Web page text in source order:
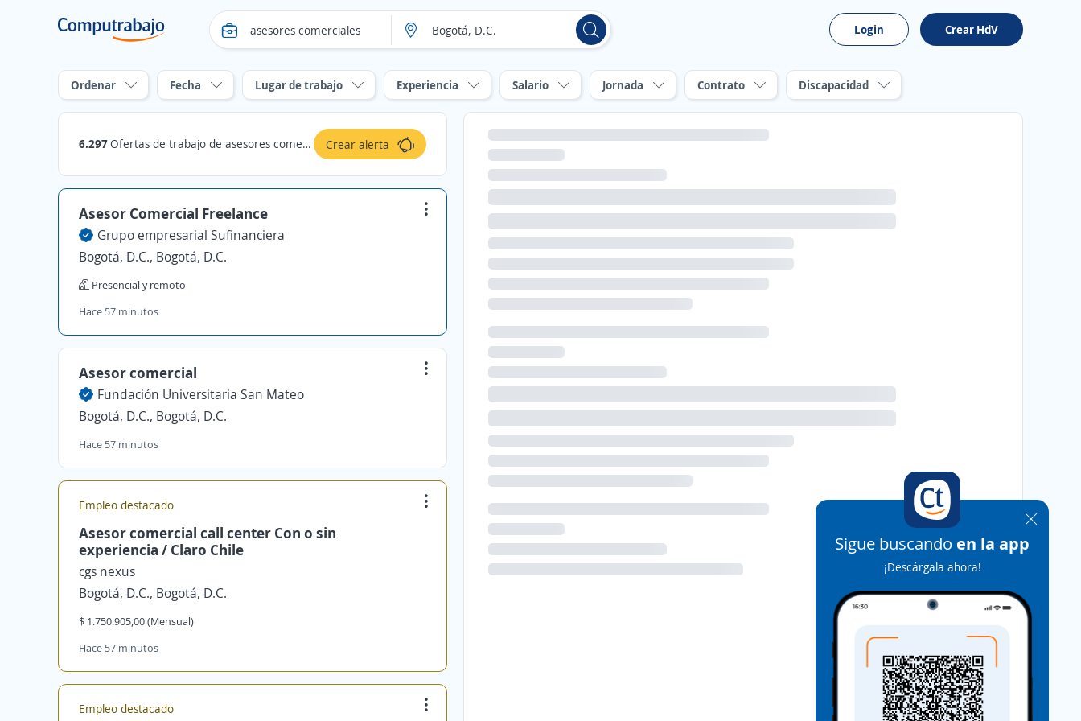
Login Crear HdV
Ordenar Fecha Lugar de trabajo Experiencia Salario Jornada Contrato Discapacidad
6.297Ofertas de trabajo de asesores comerciales en Bogotá, D.C. Crear alerta
Asesor Comercial Freelance
Grupo empresarial Sufinanciera
Bogotá, D.C., Bogotá, D.C.
Presencial y remoto
Hace 57 minutos
Asesor comercial
Fundación Universitaria San Mateo
Bogotá, D.C., Bogotá, D.C.
Hace 57 minutos
Empleo destacado
Asesor comercial call center Con o sin
experiencia / Claro Chile
cgs nexus
Bogotá, D.C., Bogotá, D.C.
$ 1.750.905,00 (Mensual)
Hace 57 minutos
Empleo destacado
Sigue buscando en la app
¡Descárgala ahora!